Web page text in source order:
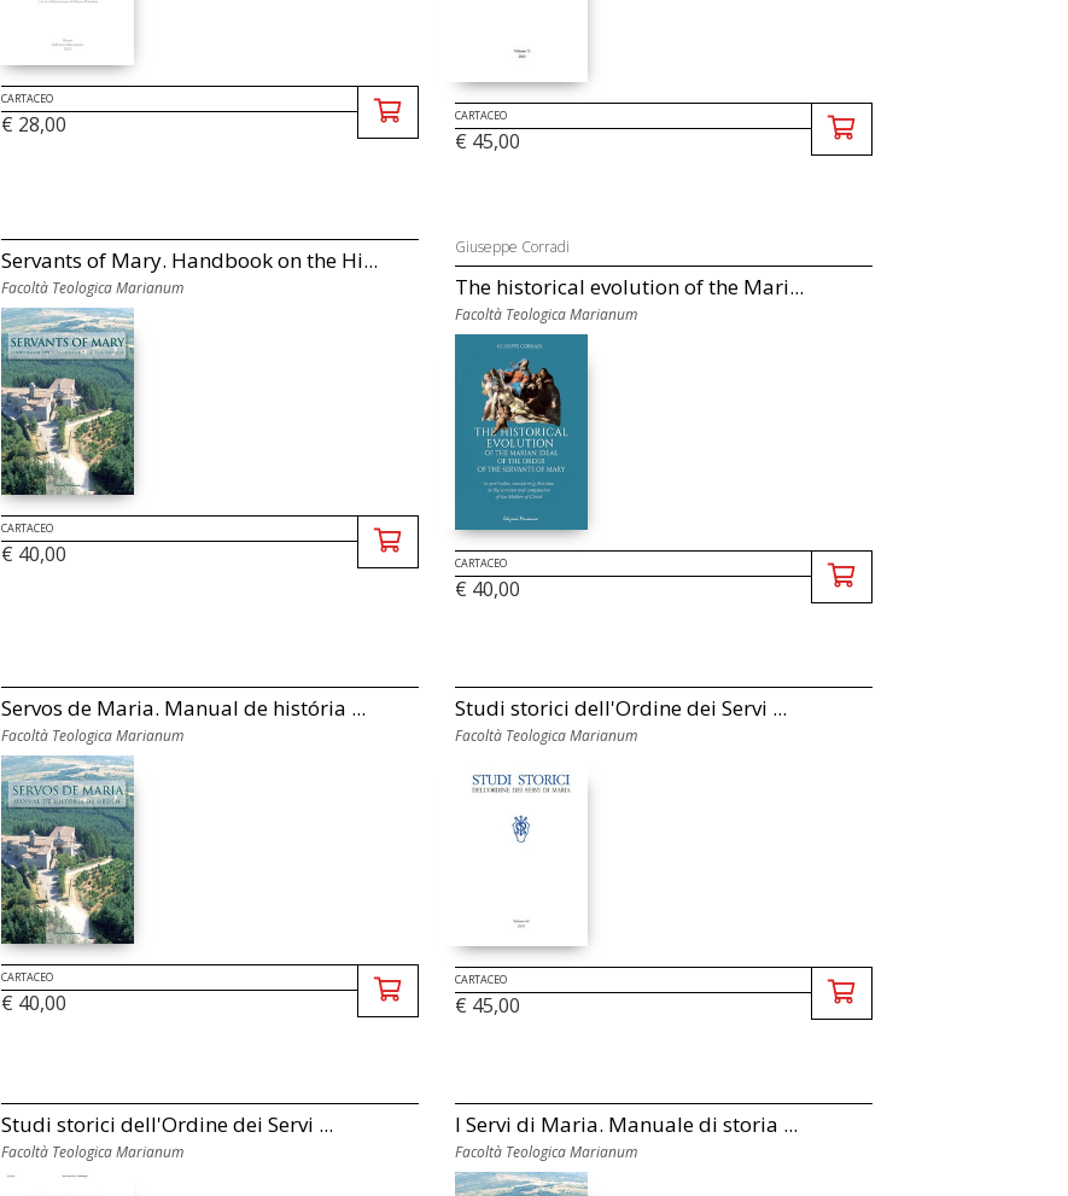
CARTACEO
€ 28,00 CARTACEO
€ 45,00
Servants of Mary. Handbook on the Hi...
Facoltà Teologica Marianum
CARTACEO
€ 40,00
Giuseppe Corradi
The historical evolution of the Mari...
Facoltà Teologica Marianum
CARTACEO
€ 40,00
Servos de Maria. Manual de história ...
Facoltà Teologica Marianum
CARTACEO
€ 40,00
Studi storici dell'Ordine dei Servi ...
Facoltà Teologica Marianum
CARTACEO
€ 45,00
Studi storici dell'Ordine dei Servi ...
Facoltà Teologica Marianum
I Servi di Maria. Manuale di storia ...
Facoltà Teologica Marianum